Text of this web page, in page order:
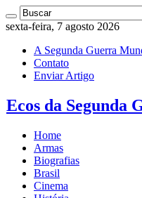
sexta-feira, 7 agosto 2026
A Segunda Guerra
Contato
Enviar Artigo
Ecos da Segunda
Home
Armas
Biografias
Brasil
Cinema